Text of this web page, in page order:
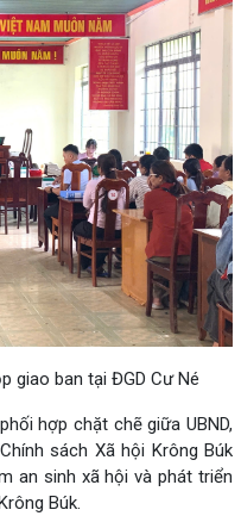
giao ban tại ĐGD Cư Né
hợp chặt chẽ giữa UBND,
sách Xã hội Krông Búk
an sinh xã hội và phát triển
Búk.